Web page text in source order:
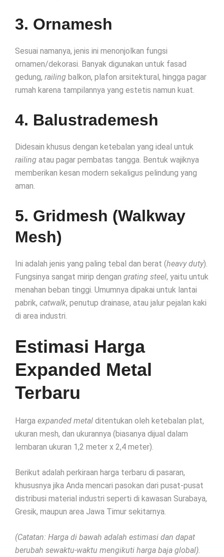
3. Ornamesh
Sesuai namanya, jenis ini menonjolkan fungsi
ornamen/dekorasi. Banyak digunakan untuk fasad
gedung, railing balkon, plafon arsitektural, hingga pagar
rumah karena tampilannya yang estetis namun kuat.
4. Balustrademesh
Didesain khusus dengan ketebalan yang ideal untuk
railing atau pagar pembatas tangga. Bentuk wajiknya
memberikan kesan modern sekaligus pelindung yang
aman.
5. Gridmesh (Walkway
Mesh)
Ini adalah jenis yang paling tebal dan berat (heavy duty).
Fungsinya sangat mirip dengan grating steel, yaitu untuk
menahan beban tinggi. Umumnya dipakai untuk lantai
pabrik, catwalk, penutup drainase, atau jalur pejalan kaki
di area industri.
Estimasi Harga
Expanded Metal
Terbaru
Harga expanded metal ditentukan oleh ketebalan plat,
ukuran mesh, dan ukurannya (biasanya dijual dalam
lembaran ukuran 1,2 meter x 2,4 meter).
Berikut adalah perkiraan harga terbaru di pasaran,
khususnya jika Anda mencari pasokan dari pusat-pusat
distribusi material industri seperti di kawasan Surabaya,
Gresik, maupun area Jawa Timur sekitarnya.
(Catatan: Harga di bawah adalah estimasi dan dapat
berubah sewaktu-waktu mengikuti harga baja global).